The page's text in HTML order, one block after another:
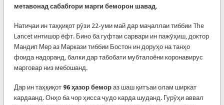
метавонад сабабгори марги беморон шавад.
Натиҷаи ин таҳқиқот рӯзи 22-уми май дар маҷаллаи тиббии The
Lancet интишор ёфт. Бино ба гуфтаи сарвари ин пажӯҳиш, доктор
Мандип Мер аз Маркази тиббии Бостон ин доруҳо на танҳо
фоида надоранд, балки дар табобати мубталоёни коронавирус
марговар низ мебошанд.
Дар ин таҳқиқот 96 ҳазор бемораз шаш қитъаи олам ширкат
кардаанд. Онҳо ба чор ҳисса ҷудо карда шуданд. Гурӯҳи аввал